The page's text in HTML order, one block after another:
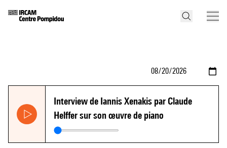
Interview de Iannis Xenakis par Claude
Helffer sur son œuvre de piano